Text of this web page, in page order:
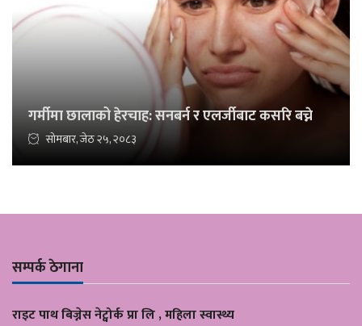
गर्मीमा छालाको हेरचाह: सनबर्न र एलर्जीबाट कसरि बच्ने
सोमबार, जेठ २५, २०८३
सम्पर्क ठेगाना
राइट पाथ बिज्नेस नेट्वोर्क प्रा लि , महिला स्वास्थ्य